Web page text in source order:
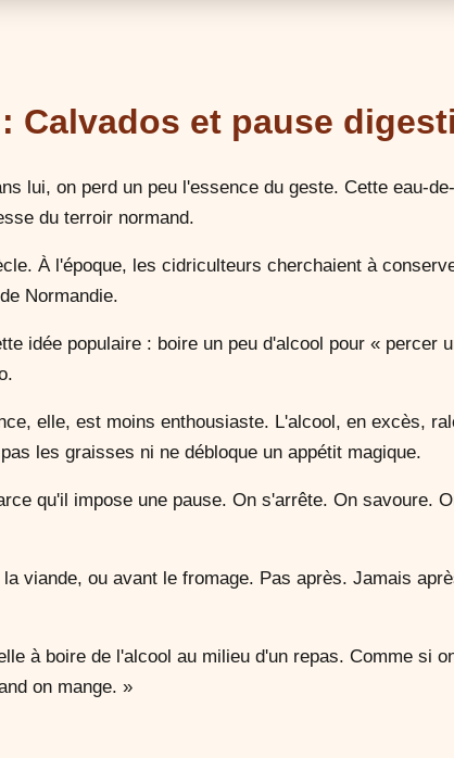
Calvados et pause
lui, on perd un peu l'essence du geste. Cette eau-
du terroir normand.
À l'époque, les cidriculteurs cherchaient à
Normandie.
idée populaire : boire un peu d'alcool pour « percer
elle, est moins enthousiaste. L'alcool, en excès,
les graisses ni ne débloque un appétit magique.
qu'il impose une pause. On s'arrête. On savoure.
viande, ou avant le fromage. Pas après. Jamais
à boire de l'alcool au milieu d'un repas. Comme si
on mange. »